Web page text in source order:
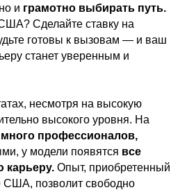
и грамотно выбирать путь.
Сделайте ставку на
готовы к вызовам — и ваш
станет уверенным и
несмотря на высокую
высокого уровня. На
много профессионалов,
у модели появятся все
карьеру. Опыт, приобретенный
США, позволит свободно